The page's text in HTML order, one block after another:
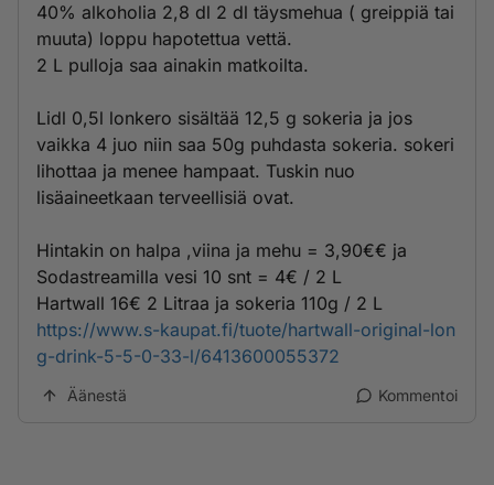
40% alkoholia 2,8 dl 2 dl täysmehua ( greippiä tai
muuta) loppu hapotettua vettä.
2 L pulloja saa ainakin matkoilta.
Lidl 0,5l lonkero sisältää 12,5 g sokeria ja jos
vaikka 4 juo niin saa 50g puhdasta sokeria. sokeri
lihottaa ja menee hampaat. Tuskin nuo
lisäaineetkaan terveellisiä ovat.
Hintakin on halpa ,viina ja mehu = 3,90€€ ja
Sodastreamilla vesi 10 snt = 4€ / 2 L
Hartwall 16€ 2 Litraa ja sokeria 110g / 2 L
https://www.s-kaupat.fi/tuote/hartwall-original-lon
g-drink-5-5-0-33-l/6413600055372
Äänestä Kommentoi